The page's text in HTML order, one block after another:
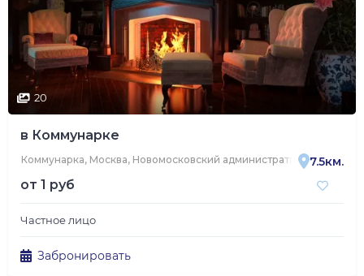
20
в Коммунарке
Коммунарка, Москва, Новомосковский административный округ,
7.5км.
от 1 руб
Частное лицо
Забронировать